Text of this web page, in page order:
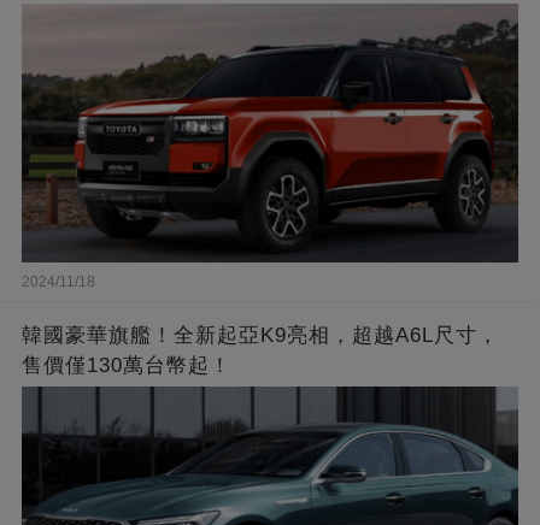
2024/11/18
韓國豪華旗艦！全新起亞K9亮相，超越A6L尺寸，
售價僅130萬台幣起！